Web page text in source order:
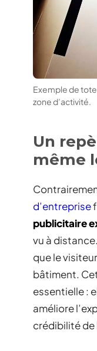
Exemple de
zone d’activité.
Un
même
d’entreprise
publicitaire
vu à
que le
bâtiment.
essentielle :
améliore
crédibilité de